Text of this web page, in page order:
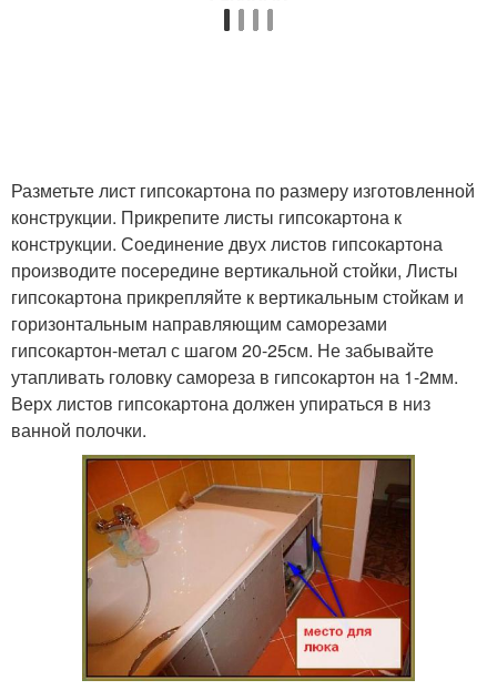
Разметьте лист гипсокартона по размеру изготовленной
конструкции. Прикрепите листы гипсокартона к
конструкции. Соединение двух листов гипсокартона
производите посередине вертикальной стойки, Листы
гипсокартона прикрепляйте к вертикальным стойкам и
горизонтальным направляющим саморезами
гипсокартон-метал с шагом 20-25см. Не забывайте
утапливать головку самореза в гипсокартон на 1-2мм.
Верх листов гипсокартона должен упираться в низ
ванной полочки.